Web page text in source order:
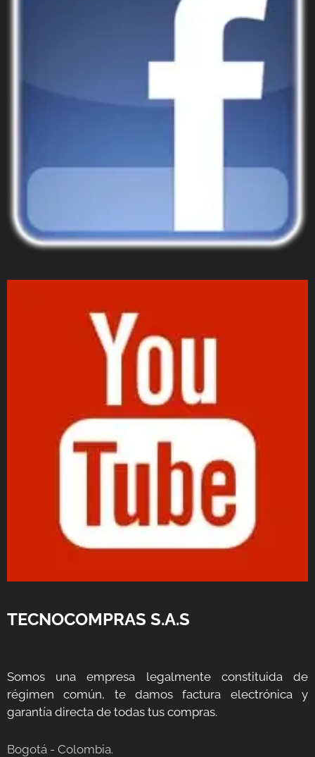
TECNOCOMPRAS S.A.S
Somos una empresa legalmente constituida de
régimen común, te damos factura electrónica y
garantía directa de todas tus compras.
Bogotá - Colombia.